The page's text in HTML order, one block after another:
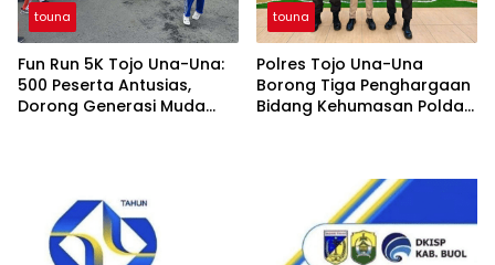
touna
Fun Run 5K Tojo Una-Una:
500 Peserta Antusias,
Dorong Generasi Muda
touna
Polres Tojo Una-Una
Borong Tiga Penghargaan
Bidang Kehumasan Polda